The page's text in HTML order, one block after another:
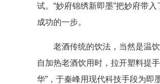
试。“妙府锦绣新即墨”把妙府带
成功的一步。
老酒传统的饮法，当然是温饮
自加热老酒饮用时，拉开塑料提
华”，于秦峰用现代科技手段为即